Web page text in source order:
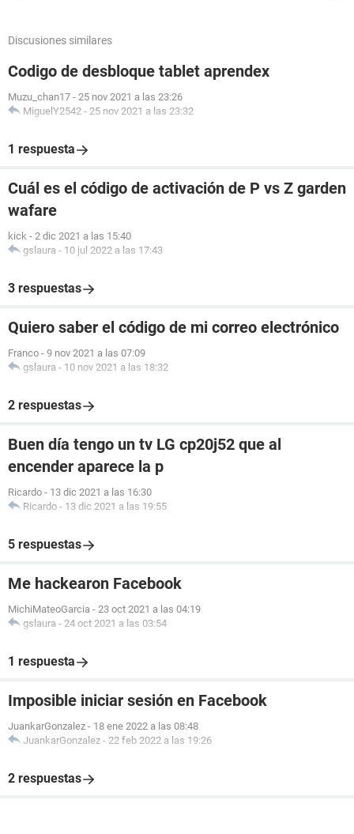
Discusiones similares
Codigo de desbloque tablet aprendex
Muzu_chan17 - 25 nov 2021 a las 23:26
MiguelY2542 - 25 nov 2021 a las 23:32
1 respuesta
Cuál es el código de activación de P vs Z garden
wafare
kick - 2 dic 2021 a las 15:40
gslaura - 10 jul 2022 a las 17:43
3 respuestas
Quiero saber el código de mi correo electrónico
Franco - 9 nov 2021 a las 07:09
gslaura - 10 nov 2021 a las 18:32
2 respuestas
Buen día tengo un tv LG cp20j52 que al
encender aparece la p
Ricardo - 13 dic 2021 a las 16:30
Ricardo - 13 dic 2021 a las 19:55
5 respuestas
Me hackearon Facebook
MichiMateoGarcia - 23 oct 2021 a las 04:19
gslaura - 24 oct 2021 a las 03:54
1 respuesta
Imposible iniciar sesión en Facebook
JuankarGonzalez - 18 ene 2022 a las 08:48
JuankarGonzalez - 22 feb 2022 a las 19:26
2 respuestas